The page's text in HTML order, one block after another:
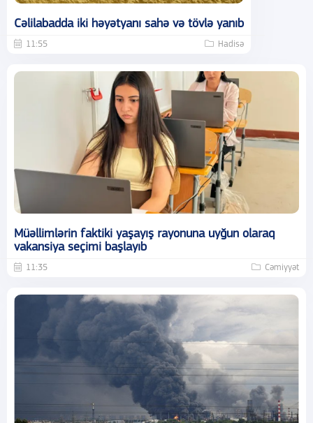
Cəlilabadda iki həyətyanı sahə və tövlə yanıb
11:55 Hadisə
Müəllimlərin faktiki yaşayış rayonuna uyğun olaraq
vakansiya seçimi başlayıb
11:35 Cəmiyyət